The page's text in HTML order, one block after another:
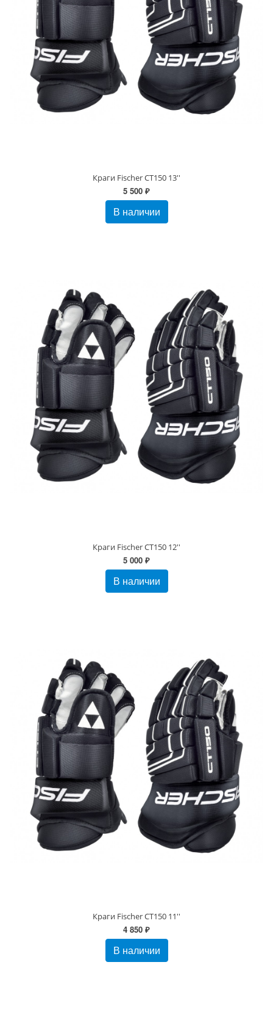
Краги Fischer CT150 13''
5 500 ₽
В наличии
Краги Fischer CT150 12''
5 000 ₽
В наличии
Краги Fischer CT150 11''
4 850 ₽
В наличии